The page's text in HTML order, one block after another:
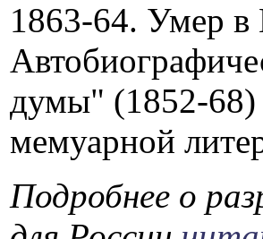
1863-64. Умер
думы" (1852-68)
мемуарной
Подробнее о